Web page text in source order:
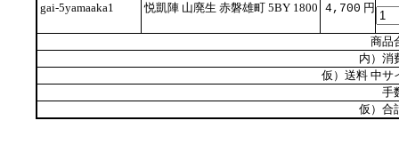
gai-5yamaaka1 悦凱陣 山廃生 赤磐雄町 5BY 1800 4,700 円
商品
内）消
仮）送料 中サ
手
仮）合